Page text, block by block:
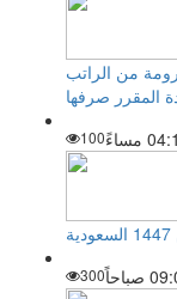
من الراتب
المقرر صرفها
100
300